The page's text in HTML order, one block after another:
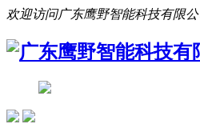
欢迎访问广东鹰野智能科技有限